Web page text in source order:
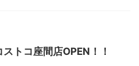
トコ座間店OPEN！！